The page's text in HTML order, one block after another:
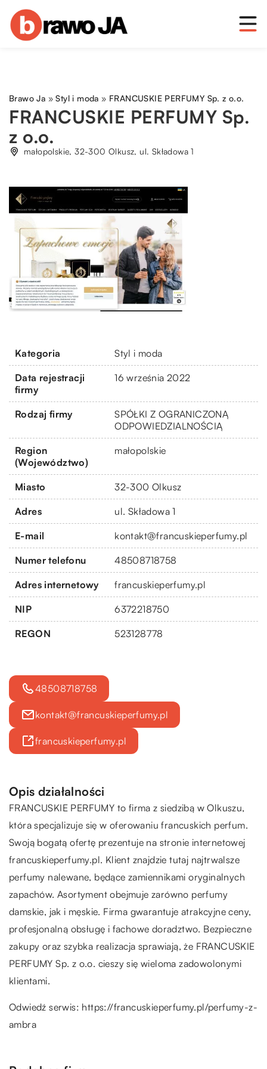
Brawo Ja »Styl i moda » FRANCUSKIE PERFUMY Sp. z o.o.
FRANCUSKIE PERFUMY Sp.
z o.o.
małopolskie, 32-300 Olkusz, ul. Składowa 1
Kategoria Styl i moda
Data rejestracji
firmy
16 września 2022
Rodzaj firmy
SPÓŁKI Z OGRANICZONĄ
ODPOWIEDZIALNOŚCIĄ
Region
(Województwo)
małopolskie
Miasto 32-300 Olkusz
Adres ul. Składowa 1
E-mail kontakt@francuskieperfumy.pl
Numer telefonu 48508718758
Adres internetowy francuskieperfumy.pl
NIP 6372218750
REGON 523128778
48508718758
kontakt@francuskieperfumy.pl
francuskieperfumy.pl
Opis działalności
FRANCUSKIE PERFUMY to firma z siedzibą w Olkuszu,
która specjalizuje się w oferowaniu francuskich perfum.
Swoją bogatą ofertę prezentuje na stronie internetowej
francuskieperfumy.pl. Klient znajdzie tutaj najtrwalsze
perfumy nalewane, będące zamiennikami oryginalnych
zapachów. Asortyment obejmuje zarówno perfumy
damskie, jak i męskie. Firma gwarantuje atrakcyjne ceny,
profesjonalną obsługę i fachowe doradztwo. Bezpieczne
zakupy oraz szybka realizacja sprawiają, że FRANCUSKIE
PERFUMY Sp. z o.o. cieszy się wieloma zadowolonymi
klientami.
Odwiedź serwis: https://francuskieperfumy.pl/perfumy-z-
ambra